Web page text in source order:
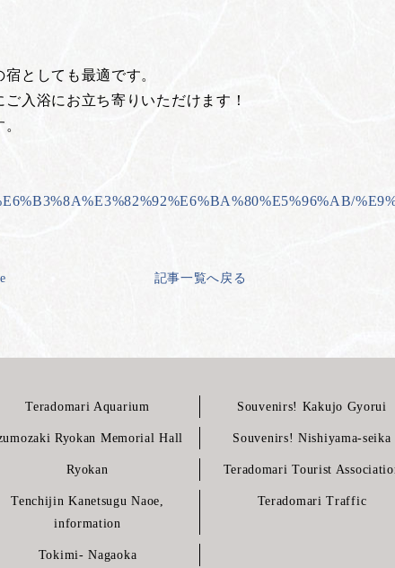
としても最適です。
入浴にお立ち寄りいただけます！
記事一覧へ戻る
Teradomari Aquarium
Ryokan Memorial Hall
Ryokan
Tenchijin Kanetsugu Naoe,
information
Tokimi- Nagaoka
Souvenirs! Kakujo Gyorui
Souvenirs! Nishiyama-seika
Teradomari Tourist
Teradomari Traffic